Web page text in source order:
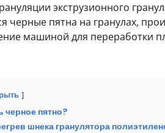
экструзионного
черные пятна на гранулах,
машиной для переработки
черное пятно?
шнека гранулятора